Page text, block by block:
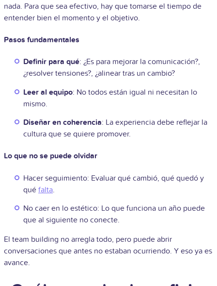
nada. Para que sea efectivo, hay que tomarse el tiempo de
entender bien el momento y el objetivo.
Pasos fundamentales
Definir para qué: ¿Es para mejorar la comunicación?,
¿resolver tensiones?, ¿alinear tras un cambio?
Leer al equipo: No todos están igual ni necesitan lo
mismo.
Diseñar en coherencia: La experiencia debe reflejar la
cultura que se quiere promover.
Lo que no se puede olvidar
Hacer seguimiento: Evaluar qué cambió, qué quedó y
qué falta.
No caer en lo estético: Lo que funciona un año puede
que al siguiente no conecte.
El team building no arregla todo, pero puede abrir
conversaciones que antes no estaban ocurriendo. Y eso ya es
avance.